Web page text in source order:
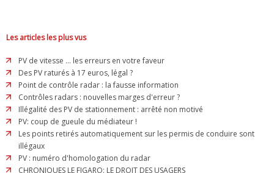
Les articles les plus vus
PV de vitesse ... les erreurs en votre faveur
Des PV raturés à 17 euros, légal ?
Point de contrôle radar : la fausse information
Contrôles radars : nouvelles marges d'erreur ?
Illégalité des PV de stationnement : arrêté non motivé
PV: coup de gueule du médiateur !
Les points retirés automatiquement sur les permis de conduire sont
illégaux
PV : numéro d'homologation du radar
CHRONIQUES LE FIGARO: LE DROIT DES USAGERS